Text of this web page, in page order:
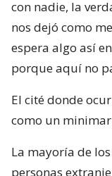
con nadie, la
nos dejó como
espera algo así
porque aquí no
El cité donde
como un
La mayoría de
personas